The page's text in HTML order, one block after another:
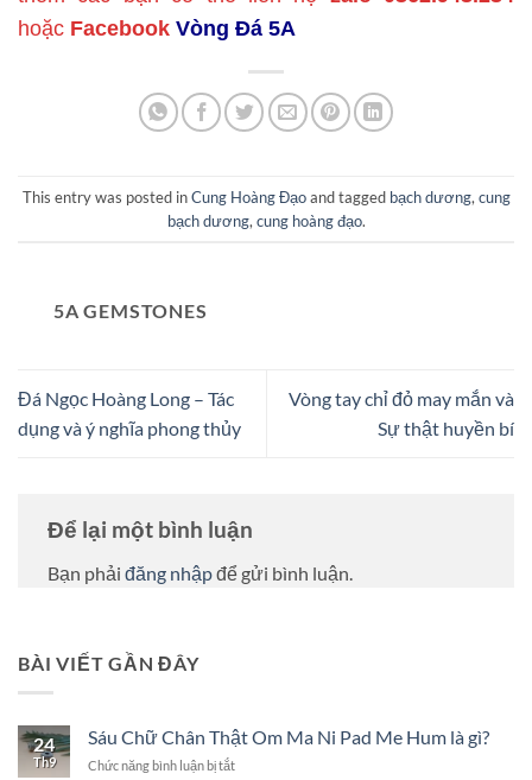
hoặc Facebook Vòng Đá 5A
This entry was posted inCung Hoàng Đạoand tagged bạch dương, cung
bạch dương, cung hoàng đạo.
5A GEMSTONES
Đá Ngọc Hoàng Long – Tác
dụng và ý nghĩa phong thủy
Vòng tay chỉ đỏ may mắn và
Sự thật huyền bí
Để lại một bình luận
Bạn phải đăng nhậpđể gửi bình luận.
BÀI VIẾT GẦN ĐÂY
24
Th9
Sáu Chữ Chân Thật Om Ma Ni Pad Me Hum là gì?
Chức năng bình luận bị tắtở